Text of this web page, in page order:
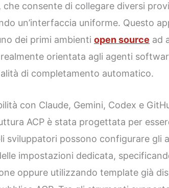
, che consente di collegare diversi
un’interfaccia uniforme. Questo
dei primi ambientiopen source ad
orientata agli agenti
di completamento automatico.
con Claude, Gemini, Codex e
ACP è stata progettata per
sviluppatori possono configurare gli
impostazioni dedicata,
oppure utilizzando template già